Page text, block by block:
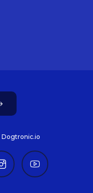
Dogtronic.io